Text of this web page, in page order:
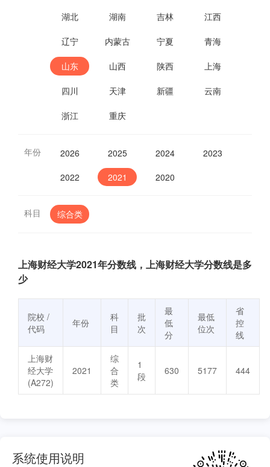
湖北 湖南 吉林 江西
辽宁 内蒙古 宁夏 青海
山东 山西 陕西 上海
四川 天津 新疆 云南
浙江 重庆
年份 2026 2025 2024
2023
2022
2021 2020
科目 综合类
上海财经大学2021年分数线，上海财经大学分数线是多
少
院校 /
代码
年份
科
目
批
次
最
低
分
最低
位次
省
控
线
上海财
经大学
(A272)
2021
综
合
类
1
段
630 5177 444
系统使用说明